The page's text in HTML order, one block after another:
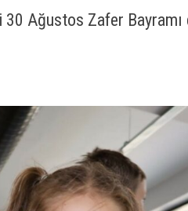
30 Ağustos Zafer